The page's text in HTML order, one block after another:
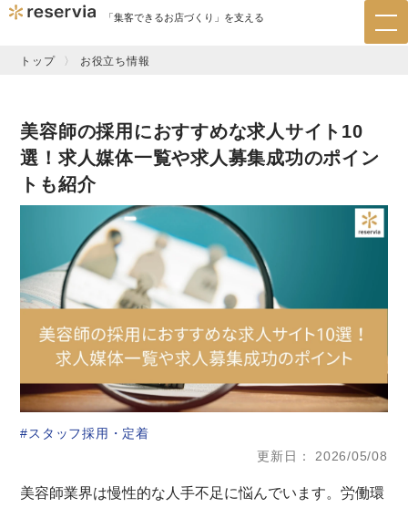
「集客できるお店づくり」を支える
トップ お役立ち情報
美容師の採用におすすめな求人サイト10
選！求人媒体一覧や求人募集成功のポイン
トも紹介
スタッフ採用・定着
更新日
2026/05/08
美容師業界は慢性的な人手不足に悩んでいます。労働環